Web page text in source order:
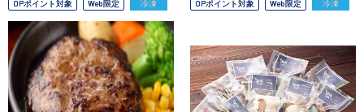
OPポイント対象 Web限定 冷凍 OPポイント対象 Web限定 冷凍